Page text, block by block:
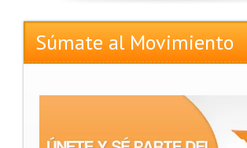
Súmate al Movimiento